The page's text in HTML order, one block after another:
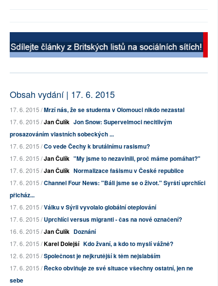
Obsah vydání | 17. 6. 2015
17. 6. 2015 /Mrzí nás, že se studenta v Olomouci nikdo nezastal
17. 6. 2015 /Jan Čulík Jon Snow: Supervelmoci necitlivým
prosazováním vlastních sobeckých ...
17. 6. 2015 /Co vede Čechy k brutálnímu rasismu?
17. 6. 2015 /Jan Čulík "My jsme to nezavinili, proč máme pomáhat?"
17. 6. 2015 /Jan Čulík Normalizace fašismu v České republice
17. 6. 2015 /Channel Four News: "Báli jsme se o život." Syrští uprchlíci
přicház...
17. 6. 2015 /Válku v Sýrii vyvolalo globální oteplování
17. 6. 2015 /Uprchlíci versus migranti - čas na nové označení?
16. 6. 2015 /Jan Čulík Doznání
17. 6. 2015 /Karel Dolejší Kdo žvaní, a kdo to myslí vážně?
12. 6. 2015 /Společnost je nejkrutější k těm nejslabším
17. 6. 2015 /Řecko obviňuje ze své situace všechny ostatní, jen ne
sebe